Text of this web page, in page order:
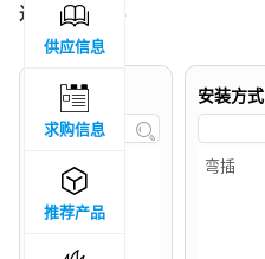
过滤结果 : 36
品牌属地

安装方式

供应信息

求购信息

推荐产品